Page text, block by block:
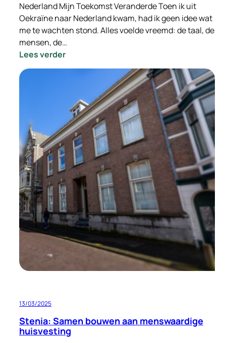
Nederland Mijn Toekomst Veranderde Toen ik uit
Oekraïne naar Nederland kwam, had ik geen idee wat
me te wachten stond. Alles voelde vreemd: de taal, de
mensen, de…
Lees verder:
Hoe
Nederland
Mijn
Toekomst
Veranderde
13/03/2025
Stenia: Samen bouwen aan menswaardige
huisvesting